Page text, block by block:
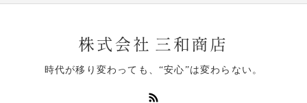
時代が移り変わっても、“安心”は変わらない。